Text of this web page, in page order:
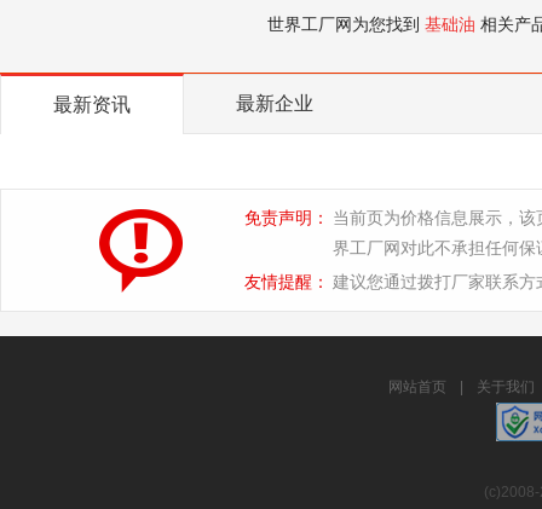
世界工厂网为您找到 基础油 相关产
最新资讯 最新企业
免责声明：
当前页为价格信息展示，
界工厂网对此不承担任何保
友情提醒： 建议您通过拨打厂家联系
网站首页 关于我们